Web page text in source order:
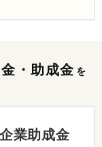
・助成金 を
業助成金